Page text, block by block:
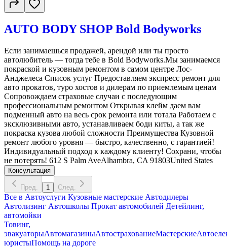
AUTO BODY SHOP Bold Bodyworks
Если занимаешься продажей, арендой или ты просто
автолюбитель — тогда тебе в Bold Bodyworks.Мы занимаемся
покраской и кузовным ремонтом в самом центре Лос-
Анджелеса Список услуг Предоставляем экспресс ремонт для
авто прокатов, туро хостов и дилерам по приемлемым ценам
Сопровождаем страховые случаи с последующим
профессиональным ремонтом Открывая клейм даем вам
подменный авто на весь срок ремонта или тотала Работаем с
эксклюзивными авто, устанавливаем боди киты, а так же
покраска кузова любой сложности Преимущества Кузовной
ремонт любого уровня — быстро, качественно, с гарантией!
Индивидуальный подход к каждому клиенту! Сохрани, чтобы
не потерять! 612 S Palm AveAlhambra, CA 91803United States
Консультация
Пред. 1 След.
Все в Автоуслуги Кузовные мастерские Автодилеры
Автолизинг Автошколы Прокат автомобилей Детейлинг,
автомойки
Товинг,
эвакуаторыАвтомагазиныАвтострахованиеМастерские
юристыПомощь на дороге